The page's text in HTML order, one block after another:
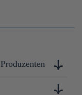
Nishiku de